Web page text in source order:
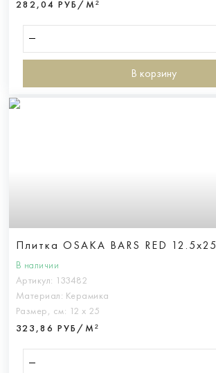
282,04 РУБ/М²
В корзину
Плитка OSAKA BARS RED 12.5x25
В наличии
Артикул: 133482
Материал: Керамика
Размер, см: 12 х 25
323,86 РУБ/М²